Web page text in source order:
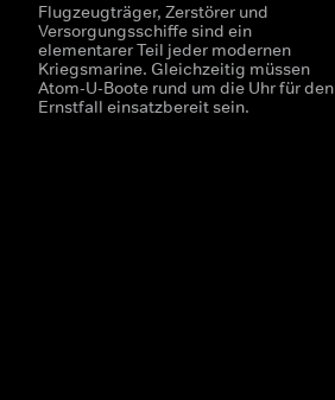
Flugzeugträger, Zerstörer und
Versorgungsschiffe sind ein
elementarer Teil jeder modernen
Kriegsmarine. Gleichzeitig müssen
Atom-U-Boote rund um die Uhr für den
Ernstfall einsatzbereit sein.